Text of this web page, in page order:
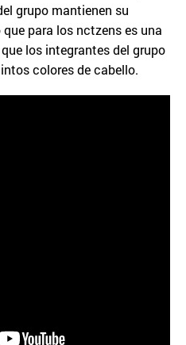
grupo mantienen su
para los nctzens es una
los integrantes del grupo
colores de cabello.